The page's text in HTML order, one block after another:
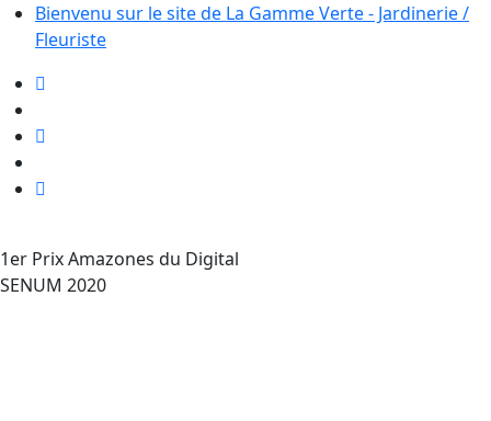
Bienvenu sur le site de La Gamme Verte - Jardinerie /
Fleuriste
1er Prix Amazones du Digital
SENUM 2020